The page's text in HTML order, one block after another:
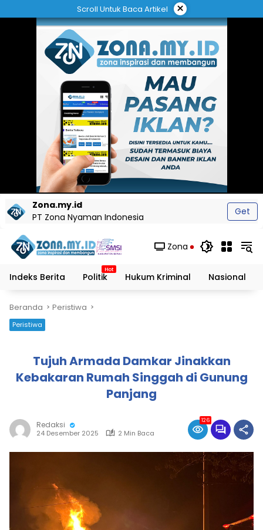
ke
Scroll Untuk Baca Artikel ×
Zona.my.id
PT Zona Nyaman Indonesia
Get
Zona
Indeks Berita Politik Hukum Kriminal Nasional
Beranda Peristiwa
Peristiwa
Tujuh Armada Damkar Jinakkan
Kebakaran Rumah Singgah di Gunung
Panjang
Redaksi
24 Desember 2025 2 Min Baca
126